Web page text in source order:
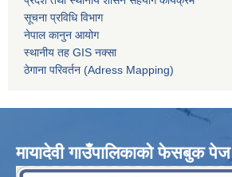
सूचना प्रविधि विभाग
नेपाल कानुन आयोग
स्थानीय तह GIS नक्सा
ठेगाना परिवर्तन (Adress Mapping)
मायादेवी गाउँपालिकाको फेसबुक पेज